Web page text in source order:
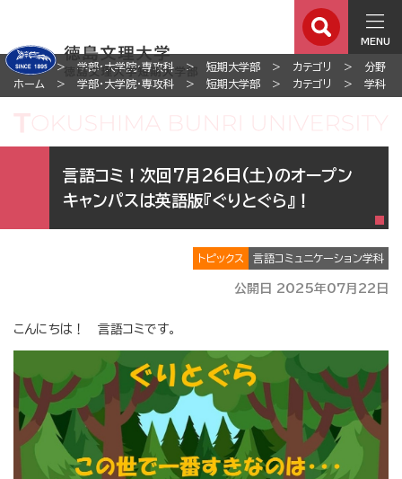
MENU
ホーム 学部・大学院・専攻科 短期大学部 カテゴリ
分野
ホーム
学部・大学院・専攻科 短期大学部 カテゴリ 学科
言語コミ！次回7月26日(土)のオープン
キャンパスは英語版『ぐりとぐら』！
トピックス 言語コミュニケーション学科
公開日 2025年07月22日
こんにちは！ 言語コミです。